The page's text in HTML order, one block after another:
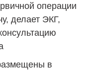
операции
делает ЭКГ,
в